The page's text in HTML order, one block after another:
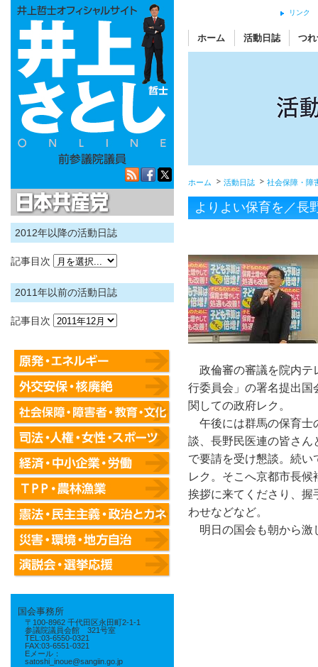
2012年以降の活動日誌
記事目次
2011年以前の活動日誌
記事目次
国会事務所
〒100-8962 千代田区永田町2-1-1
参議院議員会館 321号室
TEL:03-6550-0321
FAX:03-6551-0321
Eメール：
satoshi_inoue@sangiin.go.jp
リンク
ホーム 活動日誌 つ
ホーム 活動日誌 社会保障・障
よりよい保育を／長
政倫審の審議を院内テ
行委員会」の署名提出国
関しての政府レク。
午後には群馬の保育士
談、長野民医連の皆さん
で要請を受け懇談。続
レク。そこへ京都市長
挨拶に来てくださり、握
わせなどなど。
明日の国会も朝から激